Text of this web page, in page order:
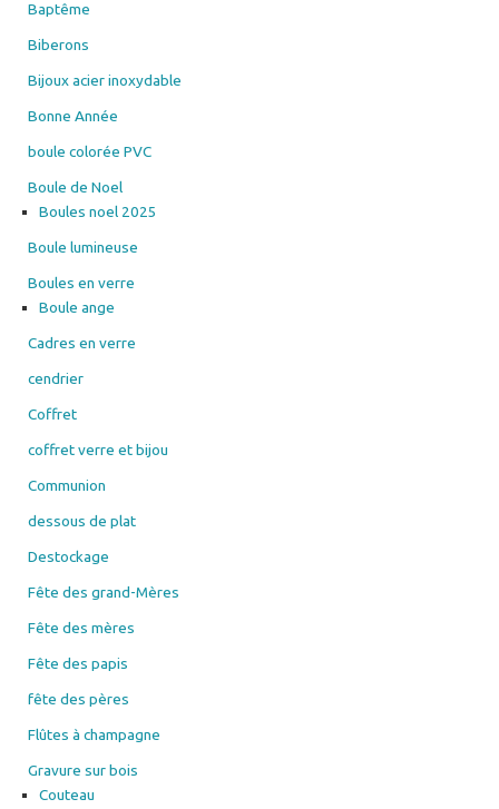
Baptême
Biberons
Bijoux acier inoxydable
Bonne Année
boule colorée PVC
Boule de Noel
Boules noel 2025
Boule lumineuse
Boules en verre
Boule ange
Cadres en verre
cendrier
Coffret
coffret verre et bijou
Communion
dessous de plat
Destockage
Fête des grand-Mères
Fête des mères
Fête des papis
fête des pères
Flûtes à champagne
Gravure sur bois
Couteau